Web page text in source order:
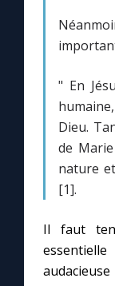
Faire un don
" En
Dieu.
de
nature
[1].
Il faut